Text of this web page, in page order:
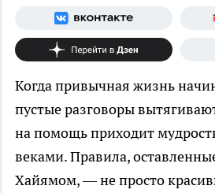
Когда привычная жизнь
пустые разговоры
на помощь приходит
веками. Правила,
Хайямом, — не просто